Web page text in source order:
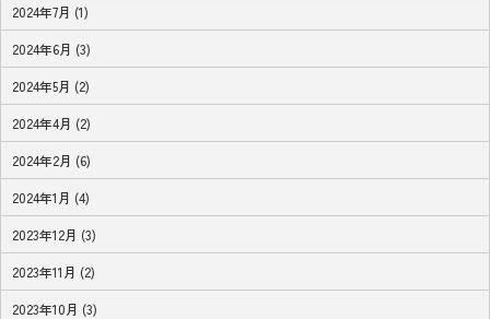
2024年7月 (1)
2024年6月 (3)
2024年5月 (2)
2024年4月 (2)
2024年2月 (6)
2024年1月 (4)
2023年12月 (3)
2023年11月 (2)
2023年10月 (3)